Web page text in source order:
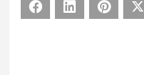
Facebook LinkedIn Pinterest